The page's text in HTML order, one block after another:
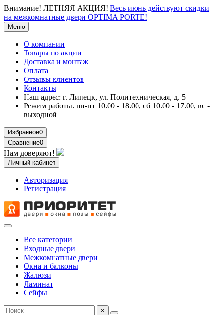
Внимание! ЛЕТНЯЯ АКЦИЯ! Весь июнь действуют скидки
на межкомнатные двери OPTIMA PORTE!
Меню
О компании
Товары по акции
Доставка и монтаж
Оплата
Отзывы клиентов
Контакты
Наш адрес: г. Липецк, ул. Политехническая, д. 5
Режим работы: пн-пт 10:00 - 18:00, сб 10:00 - 17:00, вс -
выходной
Избранное0
Сравнение0
Нам доверяют!
Личный кабинет
Авторизация
Регистрация
Все категории
Входные двери
Межкомнатные двери
Окна и балконы
Жалюзи
Ламинат
Сейфы
×